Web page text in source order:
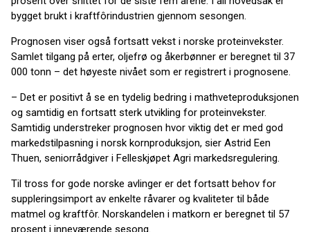
bygget brukt i kraftfôrindustrien gjennom sesongen.
Prognosen viser også fortsatt vekst i norske proteinvekster.
Samlet tilgang på erter, oljefrø og åkerbønner er beregnet til 37
000 tonn – det høyeste nivået som er registrert i prognosene.
– Det er positivt å se en tydelig bedring i mathveteproduksjonen
og samtidig en fortsatt sterk utvikling for proteinvekster.
Samtidig understreker prognosen hvor viktig det er med god
markedstilpasning i norsk kornproduksjon, sier Astrid Een
Thuen, seniorrådgiver i Felleskjøpet Agri markedsregulering.
Til tross for gode norske avlinger er det fortsatt behov for
suppleringsimport av enkelte råvarer og kvaliteter til både
matmel og kraftfôr. Norskandelen i matkorn er beregnet til 57
prosent i inneværende sesong.